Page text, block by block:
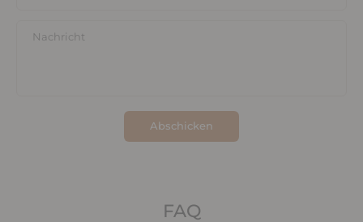
Nachricht
Abschicken
FAQ